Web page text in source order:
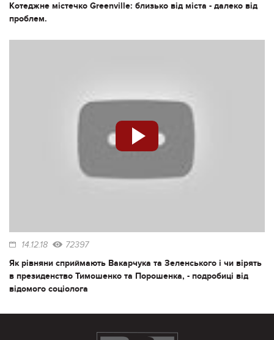
Котеджне містечко Greenville: близько від міста - далеко від
проблем.
14.12.18 72397
Як рівняни сприймають Вакарчука та Зеленського і чи вірять
в президенство Тимошенко та Порошенка, - подробиці від
відомого соціолога